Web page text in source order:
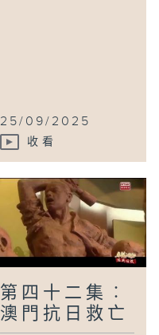
25/09/2025
收看
第四十二集︰
澳門抗日救亡